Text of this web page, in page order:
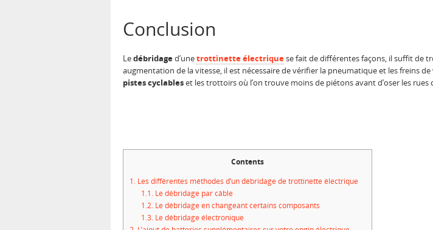
Conclusion
Ledébridaged’unetrottinette électriquese fait de différentes façons, il suffit de
augmentation de la vitesse, il est nécessaire de vérifier la pneumatique et les freins
pistes cyclableset les trottoirs où l’on trouve moins de piétons avant d’oser les
Contents
1. Les différentes méthodes d’un débridage de trottinette électrique
1.1.Le débridage par câble
1.2.Le débridage en changeant certains composants
1.3.Le débridage électronique